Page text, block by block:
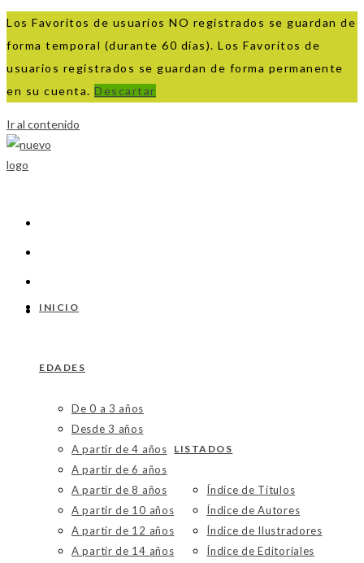
Los Favoritos de usuarios NO registrados se guardan de
forma temporal (durante 60 días). Los Favoritos de
usuarios registrados se guardan de forma permanente
en su cuenta. Descartar
Ir al contenido
INICIO
EDADES
De 0 a 3 años
Desde 3 años
A partir de 4 años
A partir de 6 años
A partir de 8 años
A partir de 10 años
A partir de 12 años
A partir de 14 años
LISTADOS
Índice de Títulos
Índice de Autores
Índice de Ilustradores
Índice de Editoriales